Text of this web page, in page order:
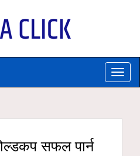
Toggle
सफल पार्न